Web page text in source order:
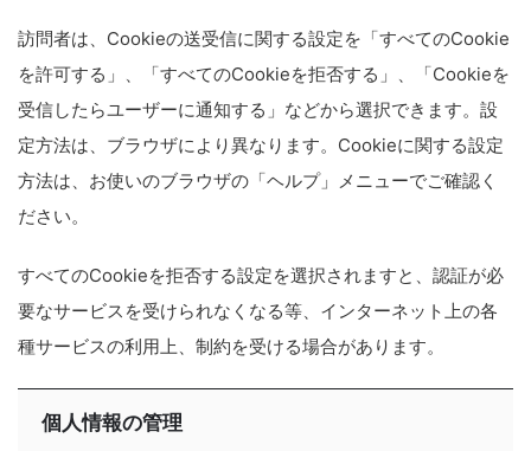
訪問者は、Cookieの送受信に関する設定を「すべてのCookie
を許可する」、「すべてのCookieを拒否する」、「Cookieを
受信したらユーザーに通知する」などから選択できます。設
定方法は、ブラウザにより異なります。Cookieに関する設定
方法は、お使いのブラウザの「ヘルプ」メニューでご確認く
ださい。
すべてのCookieを拒否する設定を選択されますと、認証が必
要なサービスを受けられなくなる等、インターネット上の各
種サービスの利用上、制約を受ける場合があります。
個人情報の管理